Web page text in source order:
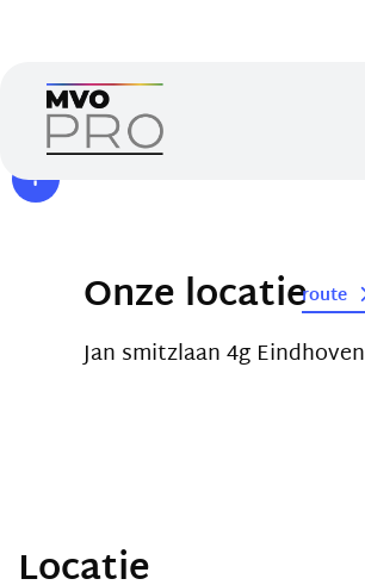
Locatie
Onze locatieroute
Jan smitzlaan 4g Eindhoven